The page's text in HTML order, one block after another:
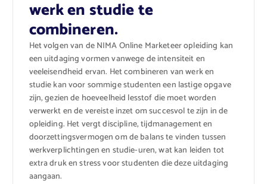
werk en studie te
combineren.
Het volgen van de NIMA Online Marketeer opleiding kan
een uitdaging vormen vanwege de intensiteit en
veeleisendheid ervan. Het combineren van werk en
studie kan voor sommige studenten een lastige opgave
zijn, gezien de hoeveelheid lesstof die moet worden
verwerkt en de vereiste inzet om succesvol te zijn in de
opleiding. Het vergt discipline, tijdmanagement en
doorzettingsvermogen om de balans te vinden tussen
werkverplichtingen en studie-uren, wat kan leiden tot
extra druk en stress voor studenten die deze uitdaging
aangaan.